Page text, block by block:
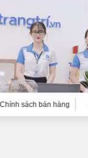
Chính sách bán hàng